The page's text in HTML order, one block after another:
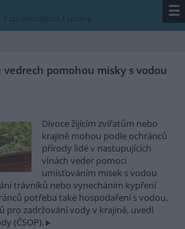
/ zpravodajství / zprávy ☰
pomohou misky s vodou
Divoce žijícím zvířatům nebo
krajině mohou podle ochránců
přírody lidé v nastupujících
vlnách veder pomoci
umísťováním misek s vodou
trávníků nebo vynecháním kypření
potřeba také hospodaření s vodou,
pro zadržování vody v krajině, uvedl
(ČSOP).